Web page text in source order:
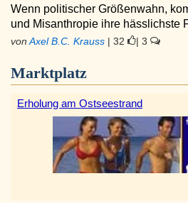
Wenn politischer Größenwahn,
und Misanthropie ihre hässlichste
von Axel B.C. Krauss | 32 | 3
Marktplatz
Erholung am Ostseestrand